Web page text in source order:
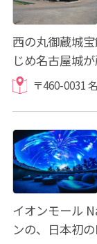
西の丸御蔵城
じめ名古屋城
め、新たに設け
〒460-0031
イオンモール
ンの、日本初